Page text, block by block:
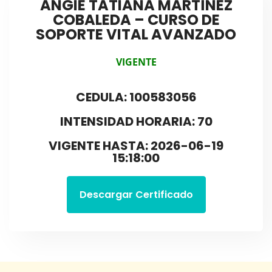
ANGIE TATIANA MARTÍNEZ
COBALEDA – CURSO DE
SOPORTE VITAL AVANZADO
VIGENTE
CEDULA: 100583056
INTENSIDAD HORARIA: 70
VIGENTE HASTA: 2026-06-19
15:18:00
Descargar Certificado